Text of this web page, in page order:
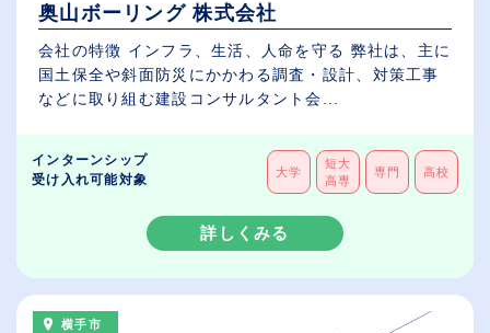
奥山ボーリング 株式会社
会社の特徴 インフラ、生活、人命を守る 弊社は、主に
国土保全や斜面防災にかかわる調査・設計、対策工事
などに取り組む建設コンサルタント会...
インターンシップ
受け入れ可能対象
大学
短大
高専
専門 高校
詳しくみる
横手市